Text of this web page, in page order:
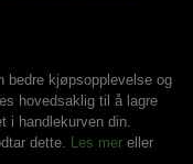
bedre kjøpsopplevelse og
hovedsaklig til å lagre
i handlekurven din.
dette. Les mer eller